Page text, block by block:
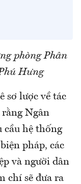
phòng Phân
Hưng
sơ lược về tác
rằng Ngân
cầu hệ thống
pháp, các
và người dân
chí sẽ đưa ra